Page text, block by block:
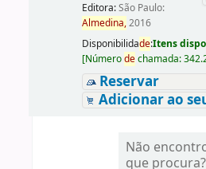
Editora:São Paulo:
Almedina,2016
Disponibilidade:Itens
[Númerodechamada:
Reservar
Adicionar ao
Não
que procura?